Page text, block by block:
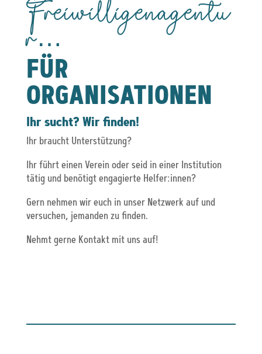
Freiwilligenagentu
r…
FÜR
ORGANISATIONEN
Ihr sucht? Wir finden!
Ihr braucht Unterstützung?
Ihr führt einen Verein oder seid in einer Institution
tätig und benötigt engagierte Helfer:innen?
Gern nehmen wir euch in unser Netzwerk auf und
versuchen, jemanden zu finden.
Nehmt gerne Kontakt mit uns auf!